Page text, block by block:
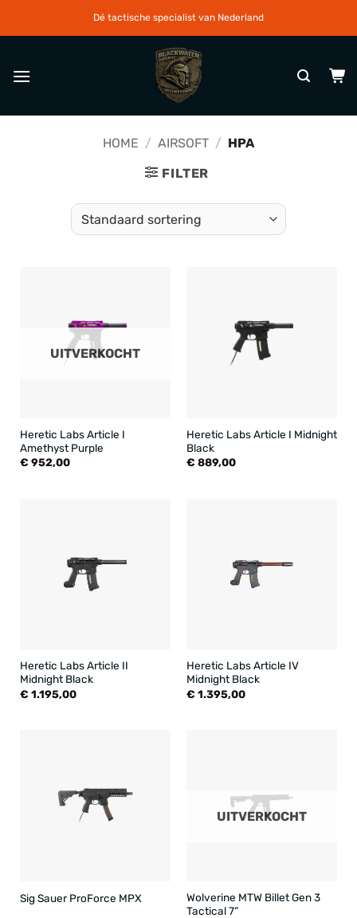
Dé tactische specialist van Nederland
HOME / AIRSOFT / HPA
FILTER
UITVERKOCHT
Heretic Labs Article I
Amethyst Purple
€ 952,00
Heretic Labs Article I Midnight
Black
€ 889,00
Heretic Labs Article II
Midnight Black
€ 1.195,00
Heretic Labs Article IV
Midnight Black
€ 1.395,00
Sig Sauer ProForce MPX
UITVERKOCHT
Wolverine MTW Billet Gen 3
Tactical 7”